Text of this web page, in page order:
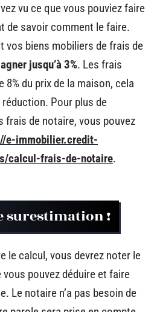
vu ce que vous pouviez faire
de savoir comment le faire.
vos biens mobiliers de frais de
jusqu’à 3%. Les frais
du prix de la maison, cela
Pour plus de
frais de notaire, vous pouvez
e-immobilier.credit-
calcul-frais-de-notaire.
surestimation !
le calcul, vous devrez noter le
pouvez déduire et faire
Le notaire n’a pas besoin de